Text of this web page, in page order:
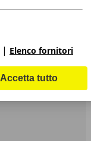
| Elenco fornitori
Accetta tutto